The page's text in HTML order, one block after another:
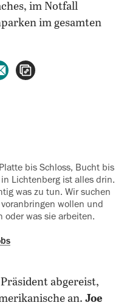
im Notfall
im gesamten
WhatsApp teilen
per E-Mail teilen
Lichtenberg ist alles drin.
was zu tun. Wir suchen
wollen und
oder was sie arbeiten.
abgereist,
an. Joe